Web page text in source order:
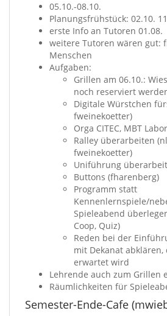
05.10.-08.10.
Planungsfrühstück: 02.10.
erste Info an Tutoren 01.08.
weitere Tutoren wären gut:
Menschen
Aufgaben:
Grillen am 06.10.:
noch reserviert
Digitale Würstchen
fweinekoetter)
Orga CITEC, MBT
Ralley überarbeiten
fweinekoetter)
Uniführung
Buttons (fharenberg)
Programm statt
Kennenlernspiele/
Spieleabend
Coop, Quiz)
Reden bei der
mit Dekanat abklären,
erwartet wird
Lehrende auch zum Grillen
Räumlichkeiten für
Semester-Ende-Cafe